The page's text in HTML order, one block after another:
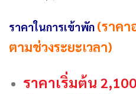
ราคาในการเข้าพัก (ราคา
ตามช่วงระยะเวลา)
ราคาเริ่มต้น